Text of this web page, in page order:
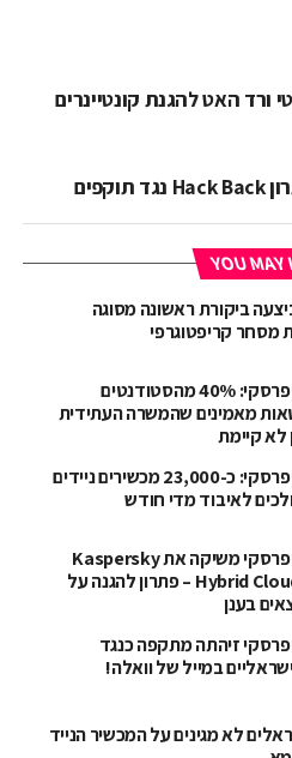
ורד האט להגנת קונטיינרים
YOU MAY
ביקורת ראשונה מסוגה
מסחר קריפטוגרפי
מעבדת קספרסקי: 40% מהסטודנטים
מאמינים שהמשרה העתידית
לא קיימת
מעבדת קספרסקי: כ-23,000 מכשירים ניידים
לאיבוד מדי חודש
מעבדת קספרסקי משיקה את Kaspersky
Hybrid Cloud Security – פתרון להגנה על
בענן
זיהתה מתקפה כנגד
במייל של וואלה!
לא מגינים על המכשיר הנייד